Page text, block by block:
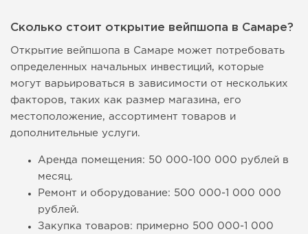
Сколько стоит открытие вейпшопа в Самаре?
Открытие вейпшопа в Самаре может потребовать
определенных начальных инвестиций, которые
могут варьироваться в зависимости от нескольких
факторов, таких как размер магазина, его
местоположение, ассортимент товаров и
дополнительные услуги.
Аренда помещения: 50 000-100 000 рублей в
месяц.
Ремонт и оборудование: 500 000-1 000 000
рублей.
Закупка товаров: примерно 500 000-1 000